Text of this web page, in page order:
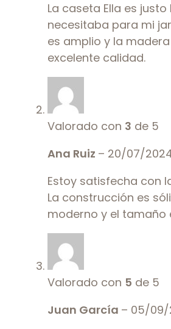
La caseta Ella es justo
necesitaba para mi
es amplio y la
excelente calidad.
Valorado con 3 de 5
Ana Ruiz – 20/07/
Estoy satisfecha con
La construcción es
moderno y el tamaño
Valorado con 5 de 5
Juan García – 05/09/